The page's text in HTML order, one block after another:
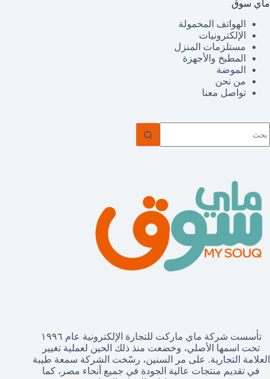
ماي سوق
الهواتف المحمولة
الإلكترونيات
مستلزمات المنزل
المطبخ والأجهزة
الموضة
من نحن
تواصل معنا
توجد
تأسست شركة ماي ماركت للتجارة الإلكترونية عام ١٩٩٦
تحت اسمها الأصلي، وخضعت منذ ذلك الحين لعملية تغيير
العلامة التجارية. على مر السنين، رسّخت الشركة سمعة طيبة
في تقديم منتجات عالية الجودة في جميع أنحاء مصر، كما